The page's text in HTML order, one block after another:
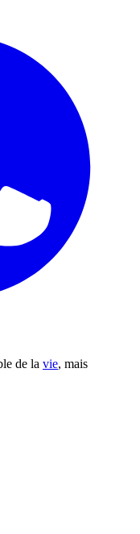
de la vie, mais